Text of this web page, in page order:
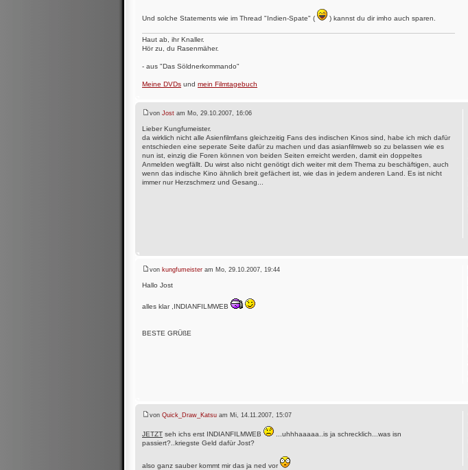
Und solche Statements wie im Thread "Indien-Spate" ( ) kannst du dir imho auch sparen.
Haut ab, ihr Knaller.
Hör zu, du Rasenmäher.
- aus "Das Söldnerkommando"
Meine DVDs und mein Filmtagebuch
von Jost am Mo, 29.10.2007, 16:06
Lieber Kungfumeister.
da wirklich nicht alle Asienfilmfans gleichzeitig Fans des indischen Kinos sind, habe ich mich dafür
entschieden eine seperate Seite dafür zu machen und das asianfilmweb so zu belassen wie es
nun ist, einzig die Foren können von beiden Seiten erreicht werden, damit ein doppeltes
Anmelden wegfällt. Du wirst also nicht genötigt dich weiter mit dem Thema zu beschäftigen, auch
wenn das indische Kino ähnlich breit gefächert ist, wie das in jedem anderen Land. Es ist nicht
immer nur Herzschmerz und Gesang...
von kungfumeister am Mo, 29.10.2007, 19:44
Hallo Jost
alles klar ,INDIANFILMWEB
BESTE GRÜßE
von Quick_Draw_Katsu am Mi, 14.11.2007, 15:07
JETZT seh ichs erst INDIANFILMWEB
...uhhhaaaaa..is ja schrecklich...was isn
passiert?..kriegste Geld dafür Jost?
also ganz sauber kommt mir das ja ned vor